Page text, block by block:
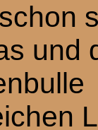
und